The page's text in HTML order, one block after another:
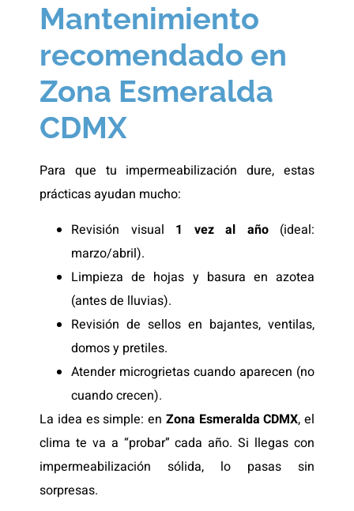
Mantenimiento
recomendado en
Zona Esmeralda
CDMX
Para que tu impermeabilización dure, estas
prácticas ayudan mucho:
Revisión visual 1 vez al año(ideal:
marzo/abril).
Limpieza de hojas y basura en azotea
(antes de lluvias).
Revisión de sellos en bajantes, ventilas,
domos y pretiles.
Atender microgrietas cuando aparecen (no
cuando crecen).
La idea es simple: en Zona Esmeralda CDMX, el
clima te va a “probar” cada año. Si llegas con
impermeabilización sólida, lo pasas sin
sorpresas.